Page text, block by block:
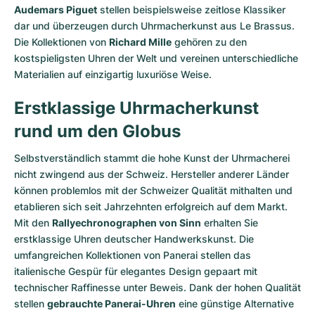
Audemars Piguet stellen beispielsweise zeitlose Klassiker
dar und überzeugen durch Uhrmacherkunst aus Le Brassus.
Die Kollektionen von Richard Mille gehören zu den
kostspieligsten Uhren der Welt und vereinen unterschiedliche
Materialien auf einzigartig luxuriöse Weise.
Erstklassige Uhrmacherkunst
rund um den Globus
Selbstverständlich stammt die hohe Kunst der Uhrmacherei
nicht zwingend aus der Schweiz. Hersteller anderer Länder
können problemlos mit der Schweizer Qualität mithalten und
etablieren sich seit Jahrzehnten erfolgreich auf dem Markt.
Mit den Rallyechronographen von Sinn erhalten Sie
erstklassige Uhren deutscher Handwerkskunst. Die
umfangreichen Kollektionen von Panerai stellen das
italienische Gespür für elegantes Design gepaart mit
technischer Raffinesse unter Beweis. Dank der hohen Qualität
stellen gebrauchte Panerai-Uhren eine günstige Alternative